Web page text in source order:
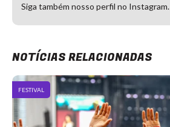
Siga também nosso perfil no Instagram.
NOTÍCIAS RELACIONADAS
FESTIVAL